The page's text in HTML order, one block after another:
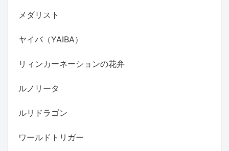
メダリスト
ヤイバ（YAIBA）
リィンカーネーションの花弁
ルノリータ
ルリドラゴン
ワールドトリガー